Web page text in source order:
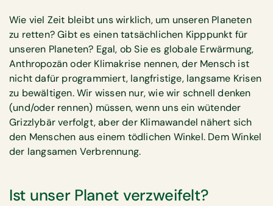
Wie viel Zeit bleibt uns wirklich, um unseren Planeten
zu retten? Gibt es einen tatsächlichen Kipppunkt für
unseren Planeten? Egal, ob Sie es globale Erwärmung,
Anthropozän oder Klimakrise nennen, der Mensch ist
nicht dafür programmiert, langfristige, langsame Krisen
zu bewältigen. Wir wissen nur, wie wir schnell denken
(und/oder rennen) müssen, wenn uns ein wütender
Grizzlybär verfolgt, aber der Klimawandel nähert sich
den Menschen aus einem tödlichen Winkel. Dem Winkel
der langsamen Verbrennung.
Ist unser Planet verzweifelt?